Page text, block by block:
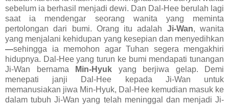
sebelum ia berhasil menjadi dewi. Dan Dal-Hee berulah lagi
saat ia mendengar seorang wanita yang meminta
pertolongan dari bumi. Orang itu adalah Ji-Wan, wanita
yang menjalani kehidupan yang kesepian dan menyedihkan
—sehingga ia memohon agar Tuhan segera mengakhiri
hidupnya. Dal-Hee yang turun ke bumi mendapati tunangan
Ji-Wan bernama
Min-Hyuk yang berjiwa gelap. Demi
menepati janji Dal-Hee kepada Ji-Wan untuk
memanusiakan jiwa Min-Hyuk, Dal-Hee kemudian masuk ke
dalam tubuh Ji-Wan yang telah meninggal dan menjadi Ji-